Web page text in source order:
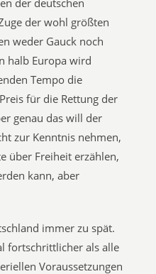
der deutschen
der wohl größten
weder Gauck noch
halb Europa wird
Tempo die
für die Rettung der
genau das will der
zur Kenntnis nehmen,
über Freiheit erzählen,
kann, aber
immer zu spät.
fortschrittlicher als alle
Voraussetzungen